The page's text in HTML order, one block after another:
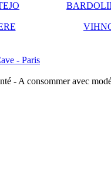
- Paris
- A consommer avec